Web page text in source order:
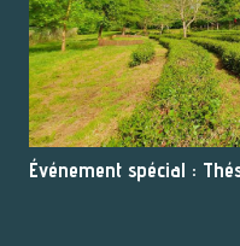
Événement spécial :